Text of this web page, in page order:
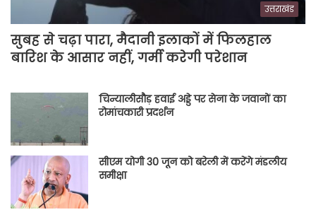
उत्तराखंड
सुबह से चढ़ा पारा, मैदानी इलाकों में फिलहाल
बारिश के आसार नहीं, गर्मी करेगी परेशान
चिन्यालीसौड़ हवाई अड्डे पर सेना के जवानों का
रोमांचकारी प्रदर्शन
सीएम योगी 30 जून को बरेली में करेंगे मंडलीय
समीक्षा